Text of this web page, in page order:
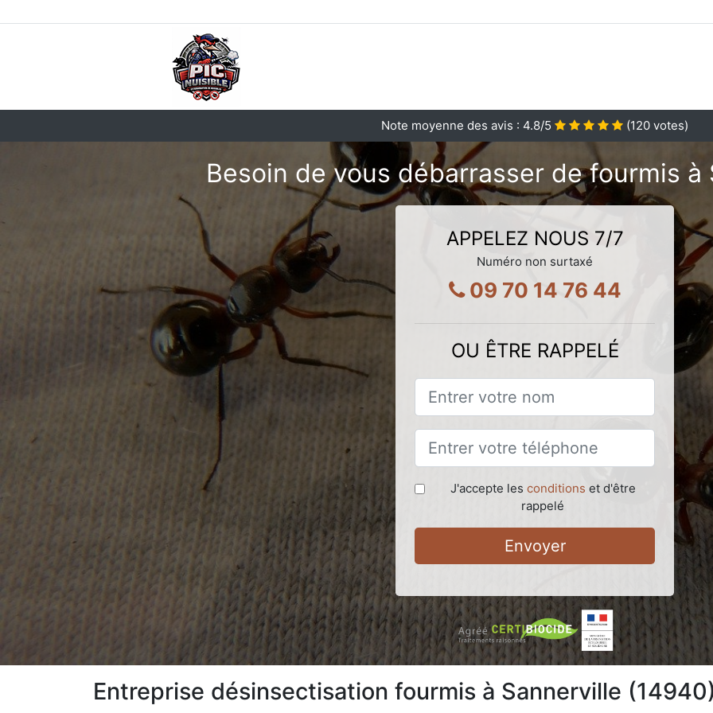
Note moyenne des avis : 4.8/5 (120 votes)
Besoin de vous débarrasser de fourmis à
APPELEZ NOUS 7/7
Numéro non surtaxé
09 70 14 76 44
OU ÊTRE RAPPELÉ
J'accepte les conditions et d'être
rappelé
Envoyer
Entreprise désinsectisation fourmis à Sannerville